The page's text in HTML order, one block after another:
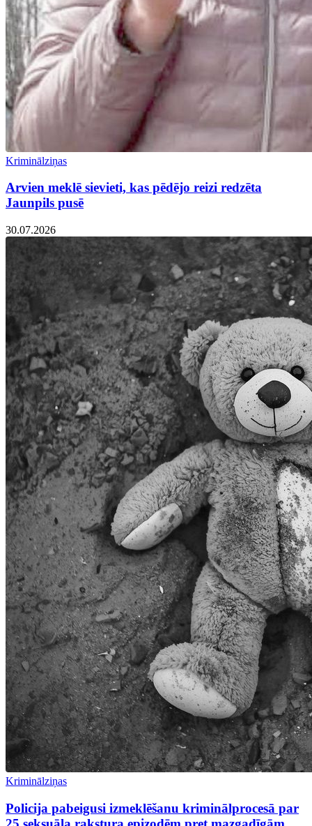
Kriminālziņas
Arvien meklē sievieti, kas pēdējo reizi redzēta
Jaunpils pusē
30.07.2026
Kriminālziņas
Policija pabeigusi izmeklēšanu kriminālprocesā par